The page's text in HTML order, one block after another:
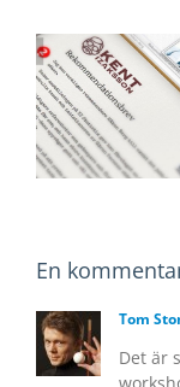
En
Tom
Det är